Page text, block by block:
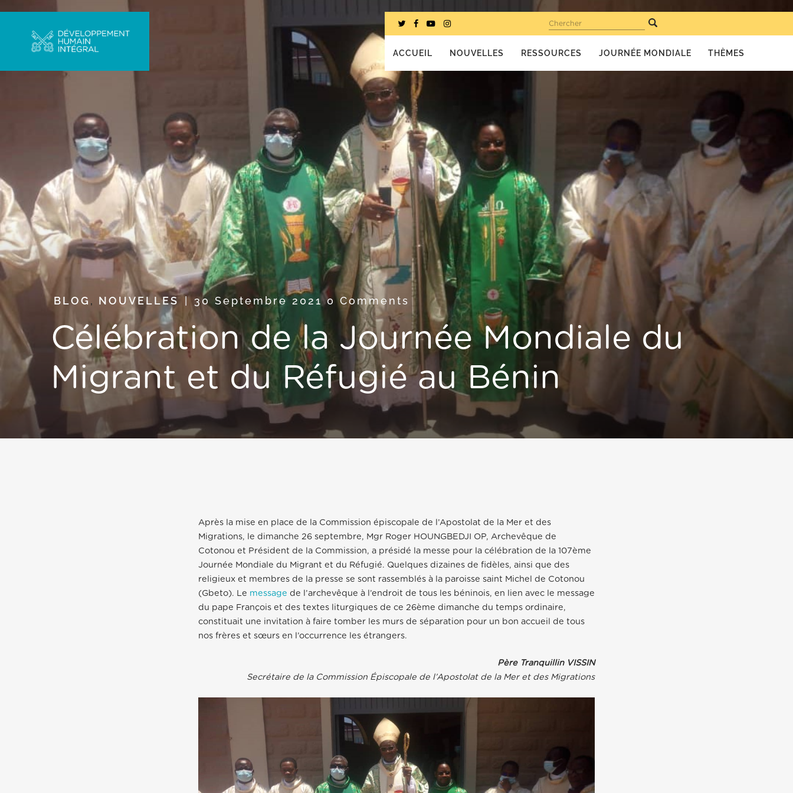
Chercher
ACCUEIL NOUVELLES RESSOURCES JOURNÉE MONDIALE THÈMES
BLOG , NOUVELLES 30 Septembre 20210 Comments
Célébration de la Journée Mondiale du
Migrant et du Réfugié au Bénin
Après la mise en place de la Commission épiscopale de l’Apostolat de la Mer et des
Migrations, le dimanche 26 septembre, Mgr Roger HOUNGBEDJI OP, Archevêque de
Cotonou et Président de la Commission, a présidé la messe pour la célébration de la 107ème
Journée Mondiale du Migrant et du Réfugié. Quelques dizaines de fidèles, ainsi que des
religieux et membres de la presse se sont rassemblés à la paroisse saint Michel de Cotonou
(Gbeto). Le message de l’archevêque à l’endroit de tous les béninois, en lien avec le message
du pape François et des textes liturgiques de ce 26ème dimanche du temps ordinaire,
constituait une invitation à faire tomber les murs de séparation pour un bon accueil de tous
nos frères et sœurs en l’occurrence les étrangers.
Père Tranquillin VISSIN
Secrétaire de la Commission Épiscopale de l’Apostolat de la Mer et des Migrations